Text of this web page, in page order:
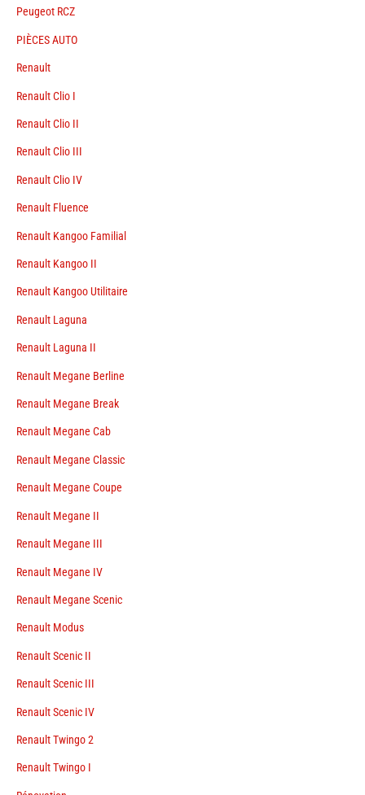
Peugeot RCZ
PIÈCES AUTO
Renault
Renault Clio I
Renault Clio II
Renault Clio III
Renault Clio IV
Renault Fluence
Renault Kangoo Familial
Renault Kangoo II
Renault Kangoo Utilitaire
Renault Laguna
Renault Laguna II
Renault Megane Berline
Renault Megane Break
Renault Megane Cab
Renault Megane Classic
Renault Megane Coupe
Renault Megane II
Renault Megane III
Renault Megane IV
Renault Megane Scenic
Renault Modus
Renault Scenic II
Renault Scenic III
Renault Scenic IV
Renault Twingo 2
Renault Twingo I